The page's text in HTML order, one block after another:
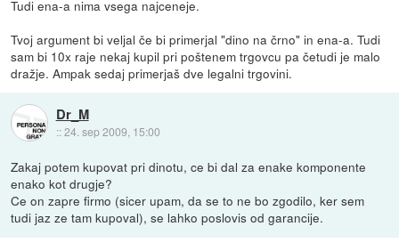
Tudi ena-a nima vsega najceneje.
Tvoj argument bi veljal če bi primerjal "dino na črno" in ena-a. Tudi
sam bi 10x raje nekaj kupil pri poštenem trgovcu pa četudi je malo
dražje. Ampak sedaj primerjaš dve legalni trgovini.
Dr_M
::24. sep 2009, 15:00
Zakaj potem kupovat pri dinotu, ce bi dal za enake komponente
enako kot drugje?
Ce on zapre firmo (sicer upam, da se to ne bo zgodilo, ker sem
tudi jaz ze tam kupoval), se lahko poslovis od garancije.